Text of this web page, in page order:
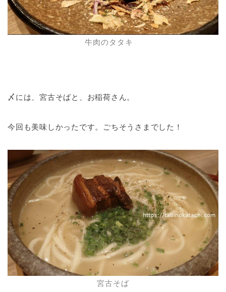
牛肉のタタキ
〆には、宮古そばと、お稲荷さん。
今回も美味しかったです。ごちそうさまでした！
宮古そば